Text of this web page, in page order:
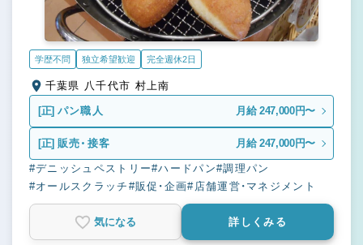
学歴不問 独立希望歓迎 完全週休2日
千葉県 八千代市 村上南
[正] パン職人 月給 247,000円〜
[正] 販売・接客 月給 247,000円〜
#デニッシュペストリー#ハードパン#調理パン
#オールスクラッチ #販促・企画#店舗運営・マネジメント
気になる 詳しくみる